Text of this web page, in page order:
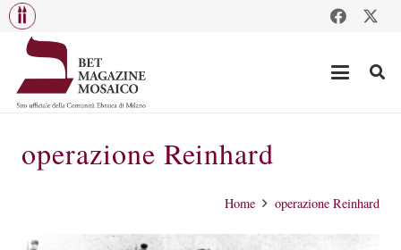
operazione Reinhard
Home operazione Reinhard